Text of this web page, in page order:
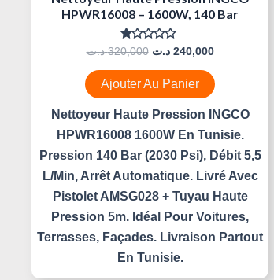
HPWR16008 – 1600W, 140 Bar
Note
Sur
5
320,000 د.ت 240,000 د.ت
Ajouter Au Panier
Nettoyeur Haute Pression INGCO
HPWR16008 1600W En Tunisie.
Pression 140 Bar (2030 Psi), Débit 5,5
L/min, Arrêt Automatique. Livré Avec
Pistolet AMSG028 + Tuyau Haute
Pression 5m. Idéal Pour Voitures,
Terrasses, Façades. Livraison Partout
En Tunisie.